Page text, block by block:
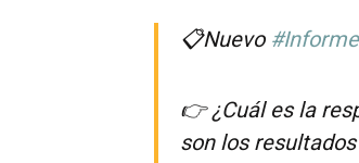
📋Nuevo
👉 ¿Cuál es la
son los